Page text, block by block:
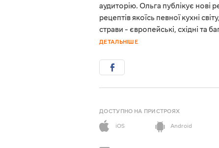
аудиторію. Ольга публікує
рецептів якоїсь певної кухні
страви - європейські, східні та
ДЕТАЛЬНІШЕ
ДОСТУПНО НА ПРИСТРОЯХ
iOS
Android